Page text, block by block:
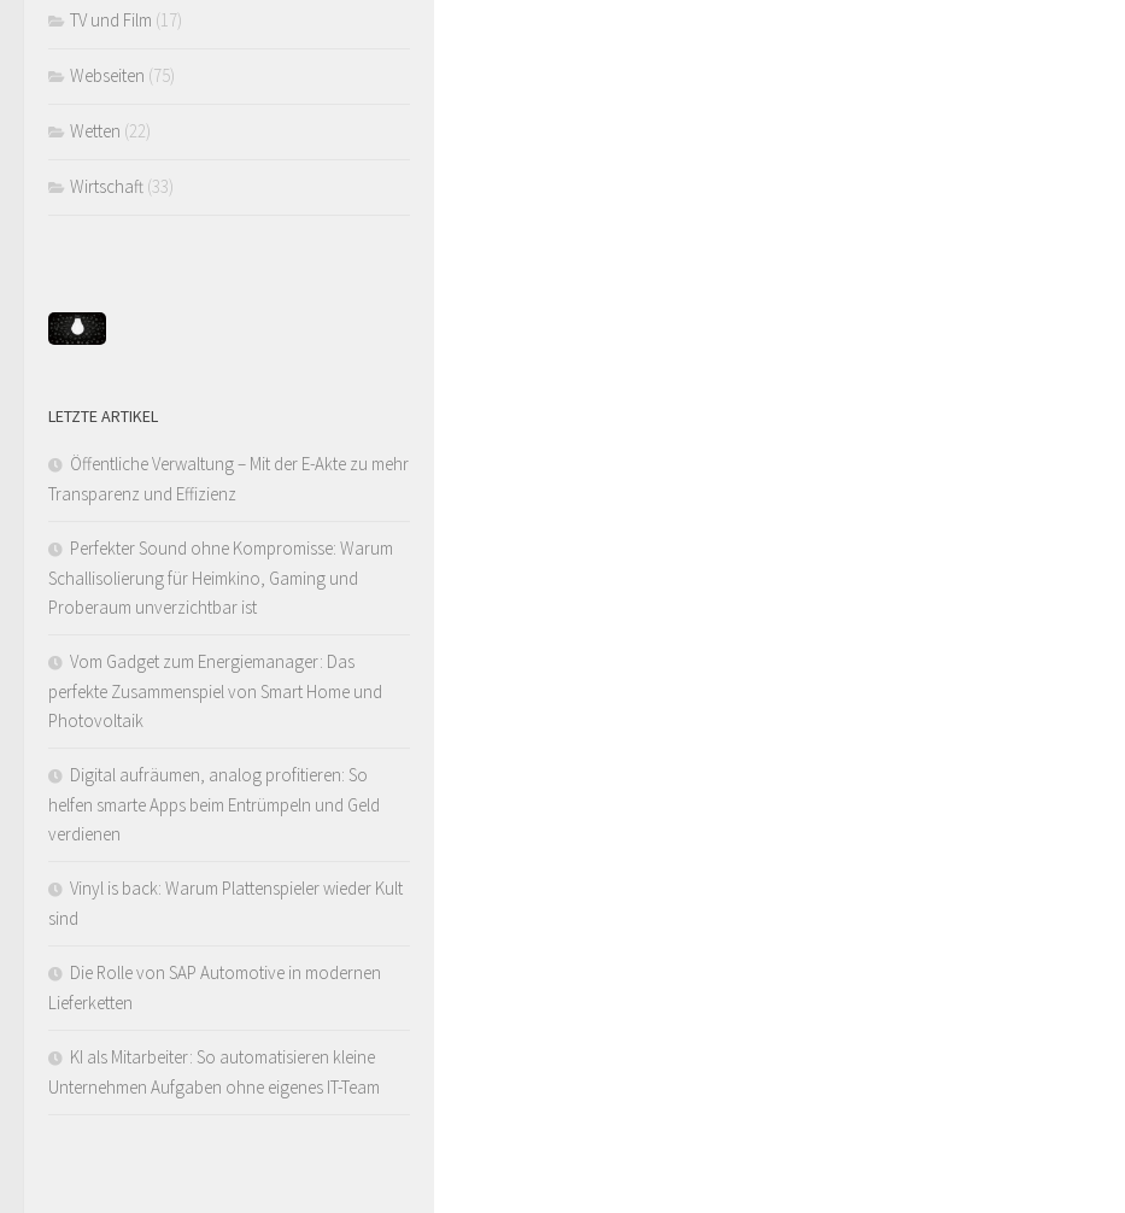
TV und Film (17)
Webseiten (75)
Wetten (22)
Wirtschaft (33)
LETZTE ARTIKEL
Öffentliche Verwaltung – Mit der E-Akte zu mehr
Transparenz und Effizienz
Perfekter Sound ohne Kompromisse: Warum
Schallisolierung für Heimkino, Gaming und
Proberaum unverzichtbar ist
Vom Gadget zum Energiemanager: Das
perfekte Zusammenspiel von Smart Home und
Photovoltaik
Digital aufräumen, analog profitieren: So
helfen smarte Apps beim Entrümpeln und Geld
verdienen
Vinyl is back: Warum Plattenspieler wieder Kult
sind
Die Rolle von SAP Automotive in modernen
Lieferketten
KI als Mitarbeiter: So automatisieren kleine
Unternehmen Aufgaben ohne eigenes IT-Team